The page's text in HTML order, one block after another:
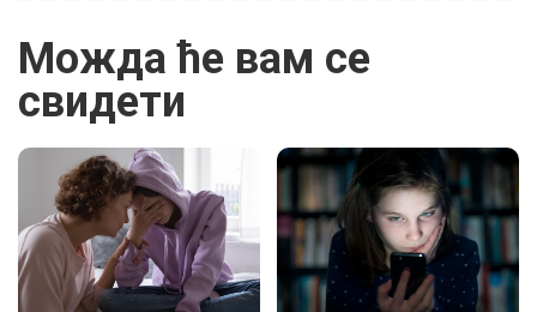
Можда ће вам се
свидети